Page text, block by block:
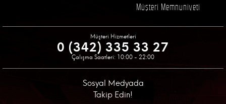
Müşteri Memnuniyeti
Müşteri Hizmetleri
0 (342) 335 33 27
Çalışma Saatleri: 10:00 - 22:00
Sosyal Medyada
Takip Edin!